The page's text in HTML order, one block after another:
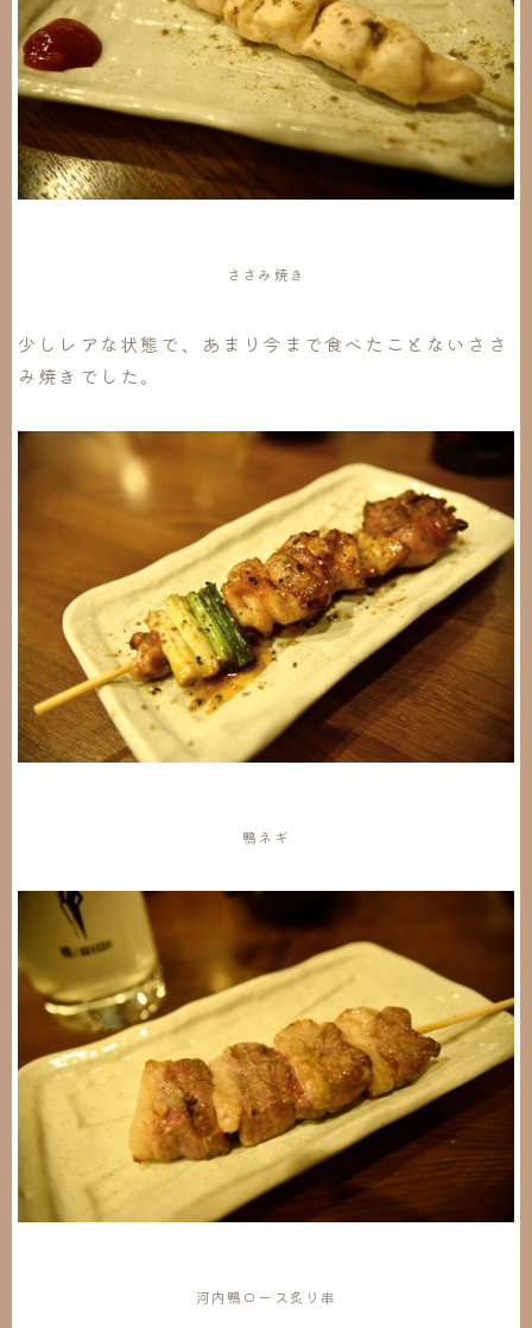
ささみ焼き
少しレアな状態で、あまり今まで食べたことないささ
み焼きでした。
鴨ネギ
河内鴨ロース炙り串